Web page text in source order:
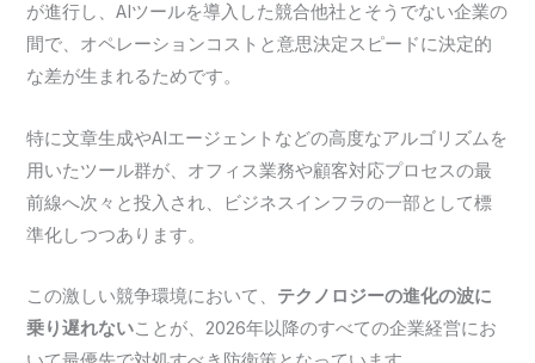
が進行し、AIツールを導入した競合他社とそうでない企業の
間で、オペレーションコストと意思決定スピードに決定的
な差が生まれるためです。
特に文章生成やAIエージェントなどの高度なアルゴリズムを
用いたツール群が、オフィス業務や顧客対応プロセスの最
前線へ次々と投入され、ビジネスインフラの一部として標
準化しつつあります。
この激しい競争環境において、 テクノロジーの進化の波に
乗り遅れないことが、2026年以降のすべての企業経営にお